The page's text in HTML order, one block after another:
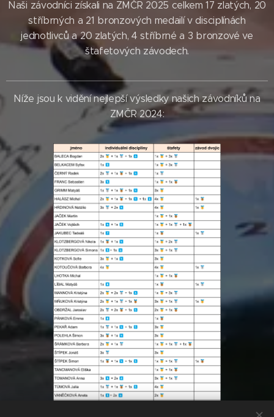
Naši závodníci získali na ZMČR 2025 celkem 17 zlatých, 20
stříbrných a 21 bronzových medailí v disciplínách
jednotlivců a 20 zlatých, 4 stříbrné a 3 bronzové ve
štafetových závodech.
Níže jsou k vidění nejlepší výsledky našich závodníků na
ZMČR 2024: